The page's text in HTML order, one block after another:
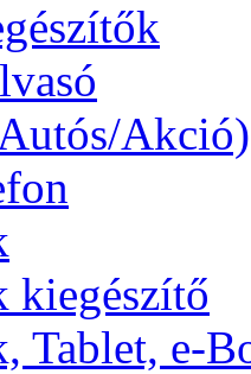
Akció)
kiegészítő
Tablet, e-